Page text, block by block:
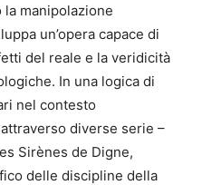
manipolazione
un’opera capace di
del reale e la veridicità
In una logica di
nel contesto
diverse serie –
Sirènes de Digne,
delle discipline della